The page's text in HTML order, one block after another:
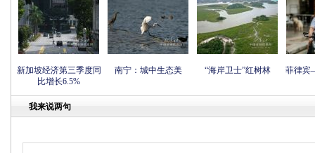
新加坡经济第三季度同
比增长6.5%
南宁：城中生态美 “海岸卫士”红树林 菲律宾
我来说两句